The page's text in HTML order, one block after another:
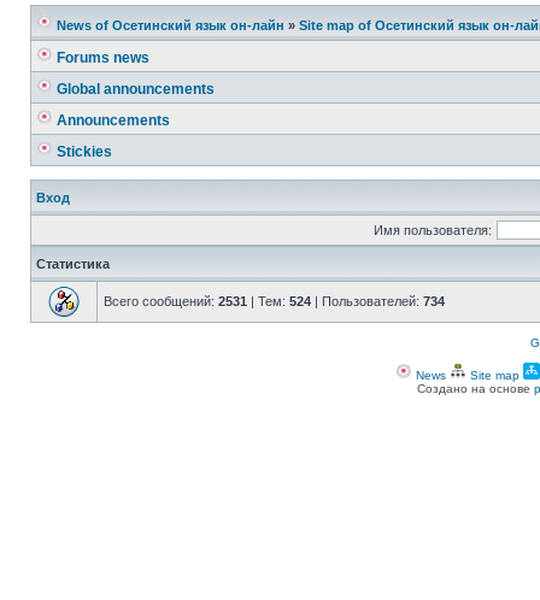
News of Осетинский язык он-лайн » Site map of Осетинский язык он-
Forums news
Global announcements
Announcements
Stickies
Вход
Имя пользователя:
Статистика
Всего сообщений: 2531 | Тем: 524 | Пользователей: 734
News Site map
Создано на основе